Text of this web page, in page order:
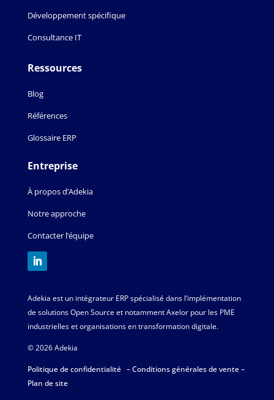
Développement spécifique
Consultance IT
Ressources
Blog
Références
Glossaire ERP
Entreprise
À propos d’Adekia
Notre approche
Contacter l’équipe
Adekia est un intégrateur ERP spécialisé dans l’implémentation
de solutions Open Source et notamment Axelor pour les PME
industrielles et organisations en transformation digitale.
© 2026 Adekia
Politique de confidentialité –Conditions générales de vente–
Plan de site